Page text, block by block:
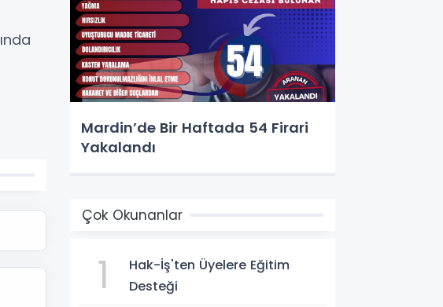
Mardin’de Bir Haftada 54 Firari
Yakalandı
Çok Okunanlar
1
Hak-İş'ten Üyelere Eğitim
Desteği